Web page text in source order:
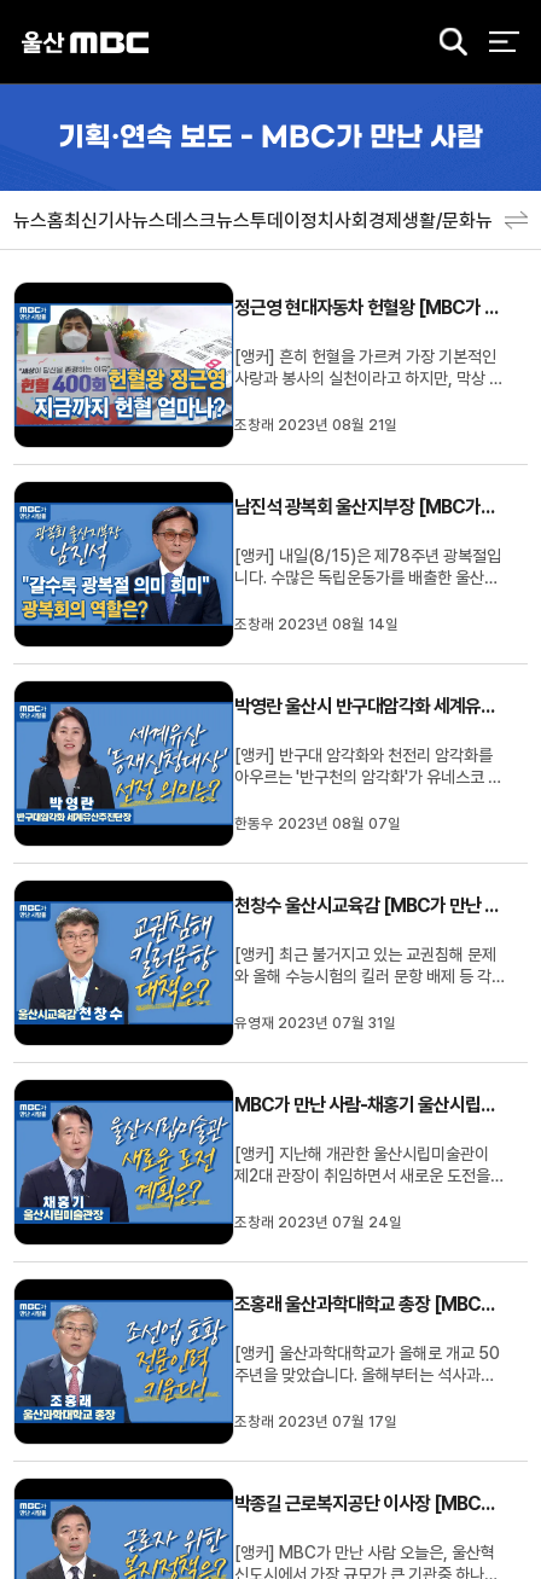
검
기획·연속 보도 - MBC가 만난 사람
뉴스홈최신기사뉴스데스크뉴스투데이정치사회경제생활/문화뉴스특
정근영 현대자동차 헌혈왕 [MBC가 만난 사람]
[앵커] 흔히 헌혈을 가르켜 가장 기본적인
사랑과 봉사의 실천이라고 하지만, 막상 실
400회가 넘는 헌혈을 하며, 이웃을 위한
만난 사람 오늘은 정근영 헌혈왕을 모시고
지금까지 헌혈을 몇회나 하셨...
조창래 2023년 08월 21일
남진석 광복회 울산지부장 [MBC가만난사람]
[앵커] 내일(8/15)은 제78주년 광복절입
니다. 수많은 독립운동가를 배출한 울산은
가 만난 사람 오늘은, 남진석 광복회 울산
되새겨 보겠습니다. Q. 먼저 광복회가 어떤
강점기에 독립운동을 하셨던 ...
조창래 2023년 08월 14일
박영란 울산시 반구대암각화 세계유산추진단장 [MBC가 만난 사람]
[앵커] 반구대 암각화와 천전리 암각화를
아우르는 '반구천의 암각화'가 유네스코 세
사실상 국내절차가 마무리됐습니다. MBC
등을 자세히 알아보기위해 박영란 울산시
다.Q. '반구천의 암각화'가 ...
한동우 2023년 08월 07일
천창수 울산시교육감 [MBC가 만난 사람]
[앵커] 최근 불거지고 있는 교권침해 문제
와 올해 수능시험의 킬러 문항 배제 등 각종
관심이 뜨거운데요. MBC가 만난 사람 오
육감을 모시고 이와 관련한 교육청의 입장
수능이 불과 100여일 앞으...
유영재 2023년 07월 31일
MBC가 만난 사람-채홍기 울산시립미술관장
[앵커] 지난해 개관한 울산시립미술관이
제2대 관장이 취임하면서 새로운 도전을
늘은 채홍기 신임 울산시립미술관장을 모
를 통해서 임명되셨는데, 먼저 소감 한말씀
공모를 보고 응모했는데, 울산...
조창래 2023년 07월 24일
조홍래 울산과학대학교 총장 [MBC가 만난 사람]
[앵커] 울산과학대학교가 올해로 개교 50
주년을 맞았습니다. 올해부터는 석사과정
재를 육성하고 있는데요, MBC가 만난 사
을 모시고 이야기 나눠 보겠습니다. 총장님
했습니다. 소감 먼저 여쭤봅니다...
조창래 2023년 07월 17일
박종길 근로복지공단 이사장 [MBC가 만난 사람]
[앵커] MBC가 만난 사람 오늘은, 울산혁
신도시에서 가장 규모가 큰 기관중 하나인